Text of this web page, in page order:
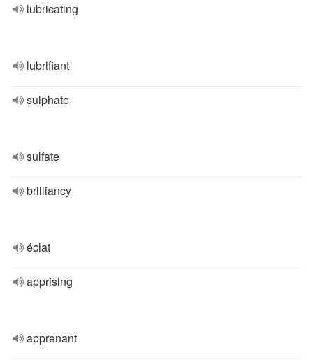
lubricating
lubrifiant
sulphate
sulfate
brilliancy
éclat
apprising
apprenant